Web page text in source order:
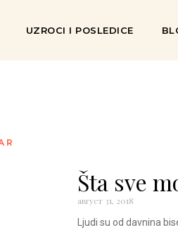
UZROCI I POSLEDICE
Šta sve
август 31, 2018
Ljudi su od davnina